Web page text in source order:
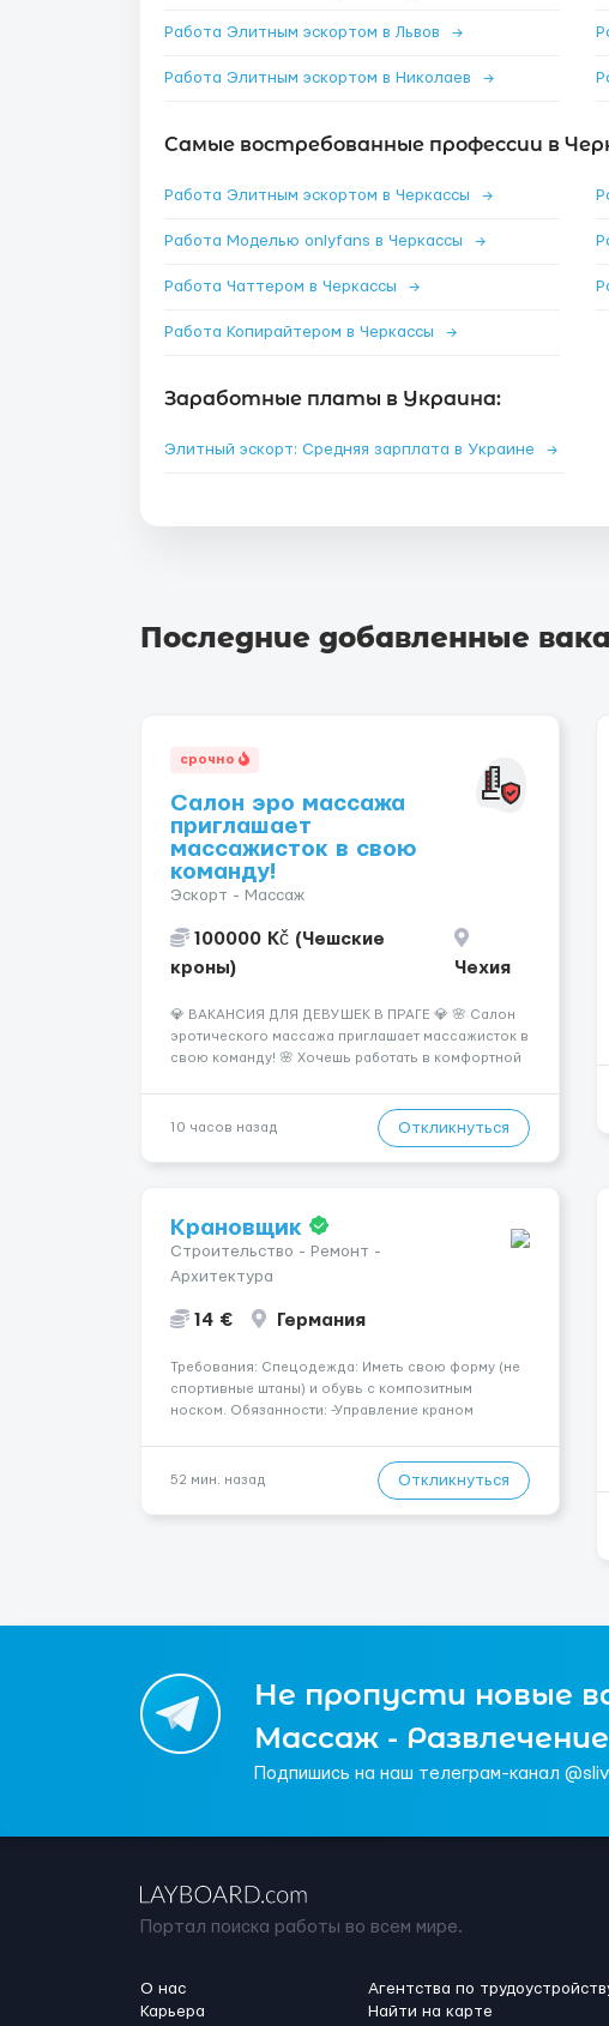
Работа Элитным эскортом в Львов →
Работа Элитным эскортом в Николаев →
Самые востребованные профессии в
Работа Элитным эскортом в Черкассы →
Работа Моделью onlyfans в Черкассы →
Работа Чаттером в Черкассы →
Работа Копирайтером в Черкассы →
Заработные платы в Украина:
Элитный эскорт: Средняя зарплата в Украине →
Последние добавленные
срочно
Салон эро массажа
приглашает
массажисток в свою
команду!
Эскорт - Массаж
100000 Kč (Чешские
кроны)
Чехия
💎 ВАКАНСИЯ ДЛЯ ДЕВУШЕК В ПРАГЕ 💎 🌸 Салон
эротического массажа приглашает массажисток в
свою команду! 🌸 Хочешь работать в комфортной
мы ждём именно тебя! 💆‍♀️✨ 💰 ЧТО МЫ ПРЕДЛАГАЕМ:
10 часов назад Откликнуться
Крановщик
Строительство - Ремонт -
Архитектура
14 € Германия
Требования: Спецодежда: Иметь свою форму (не
спортивные штаны) и обувь с композитным
носком. Обязанности: -Управление краном
инструкций по безопасности. -Опыт управления
различными типами кранов (моб...
52 мин. назад Откликнуться
Не пропусти новые
Массаж - Развлечение
Подпишись на наш телеграм-канал
Портал поиска работы во всем мире.
О нас
Карьера
Агентства по
Найти на карте